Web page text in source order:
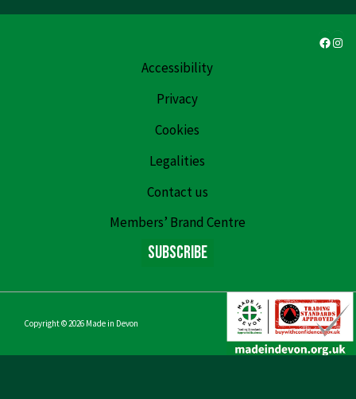
Accessibility
Privacy
Cookies
Legalities
Contact us
Members’ Brand Centre
Subscribe
Copyright © 2026 Made in Devon